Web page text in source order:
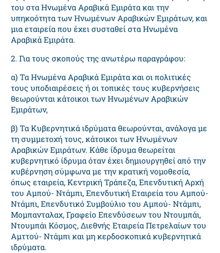
του στα Ηνωμένα Αραβικά Εμιράτα και την
υπηκοότητα των Ηνωμένων Αραβικών Εμιράτων, και
μια εταιρεία που έχει συσταθεί στα Ηνωμένα
Αραβικά Εμιράτα.
2. Για τους σκοπούς της ανωτέρω παραγράφου:
α) Τα Ηνωμένα Αραβικά Εμιράτα και οι πολιτικές
τους υποδιαιρέσεις ή οι τοπικές τους κυβερνήσεις
θεωρούνται κάτοικοι των Ηνωμένων Αραβικών
Εμιράτων,
β) Τα Κυβερνητικά ιδρύματα θεωρούνται, ανάλογα με
τη συμμετοχή τους, κάτοικοι των Ηνωμένων
Αραβικών Εμιράτων. Κάθε ίδρυμα θεωρείται
κυβερνητικό ίδρυμα όταν έχει δημιουργηθεί από την
κυβέρνηση σύμφωνα με την κρατική νομοθεσία,
όπως εταιρεία, Κεντρική Τράπεζα, Επενδυτική Αρχή
του Αμπού- Ντάμπι, Επενδυτική Εταιρεία του Αμπού-
Ντάμπι, Επενδυτικό Συμβούλιο του Αμπού- Ντάμπι,
Μομπανταλαχ, Γραφείο Επενδύσεων του Ντουμπάι,
Ντουμπάι Κόσμος, Διεθνής Εταιρεία Πετρελαίων του
Αμττού- Ντάμπι και μη κερδοσκοπικά κυβερνητικά
ιδρύματα.